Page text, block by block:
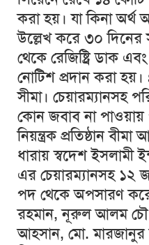
করা হয়। যা কিনা অর্থ
উল্লেখ করে ৩০
থেকে রেজিষ্ট্রি ডাক
নোটিশ প্রদান করা
সীমা। চেয়ারম্যানসহ
কোন জবাব না পাওয়ায়
নিয়ন্ত্রক প্রতিষ্ঠান
ধারায় স্বদেশ ইসলামী
এর চেয়ারম্যানসহ ১২
পদ থেকে অপসারণ
রহমান, নূরুল আলম
আহসান, মো. মারজানুর